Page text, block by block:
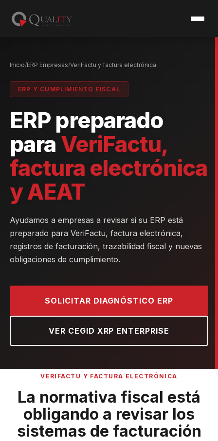
Inicio ERP Empresas VeriFactu y factura electrónica
ERP Y CUMPLIMIENTO FISCAL
ERP preparado
para VeriFactu,
factura electrónica
y AEAT
Ayudamos a empresas a revisar si su ERP está
preparado para VeriFactu, factura electrónica,
registros de facturación, trazabilidad fiscal y nuevas
obligaciones de cumplimiento.
SOLICITAR DIAGNÓSTICO ERP
VER CEGID XRP ENTERPRISE
VERIFACTU Y FACTURA ELECTRÓNICA
La normativa fiscal está
obligando a revisar los
sistemas de facturación